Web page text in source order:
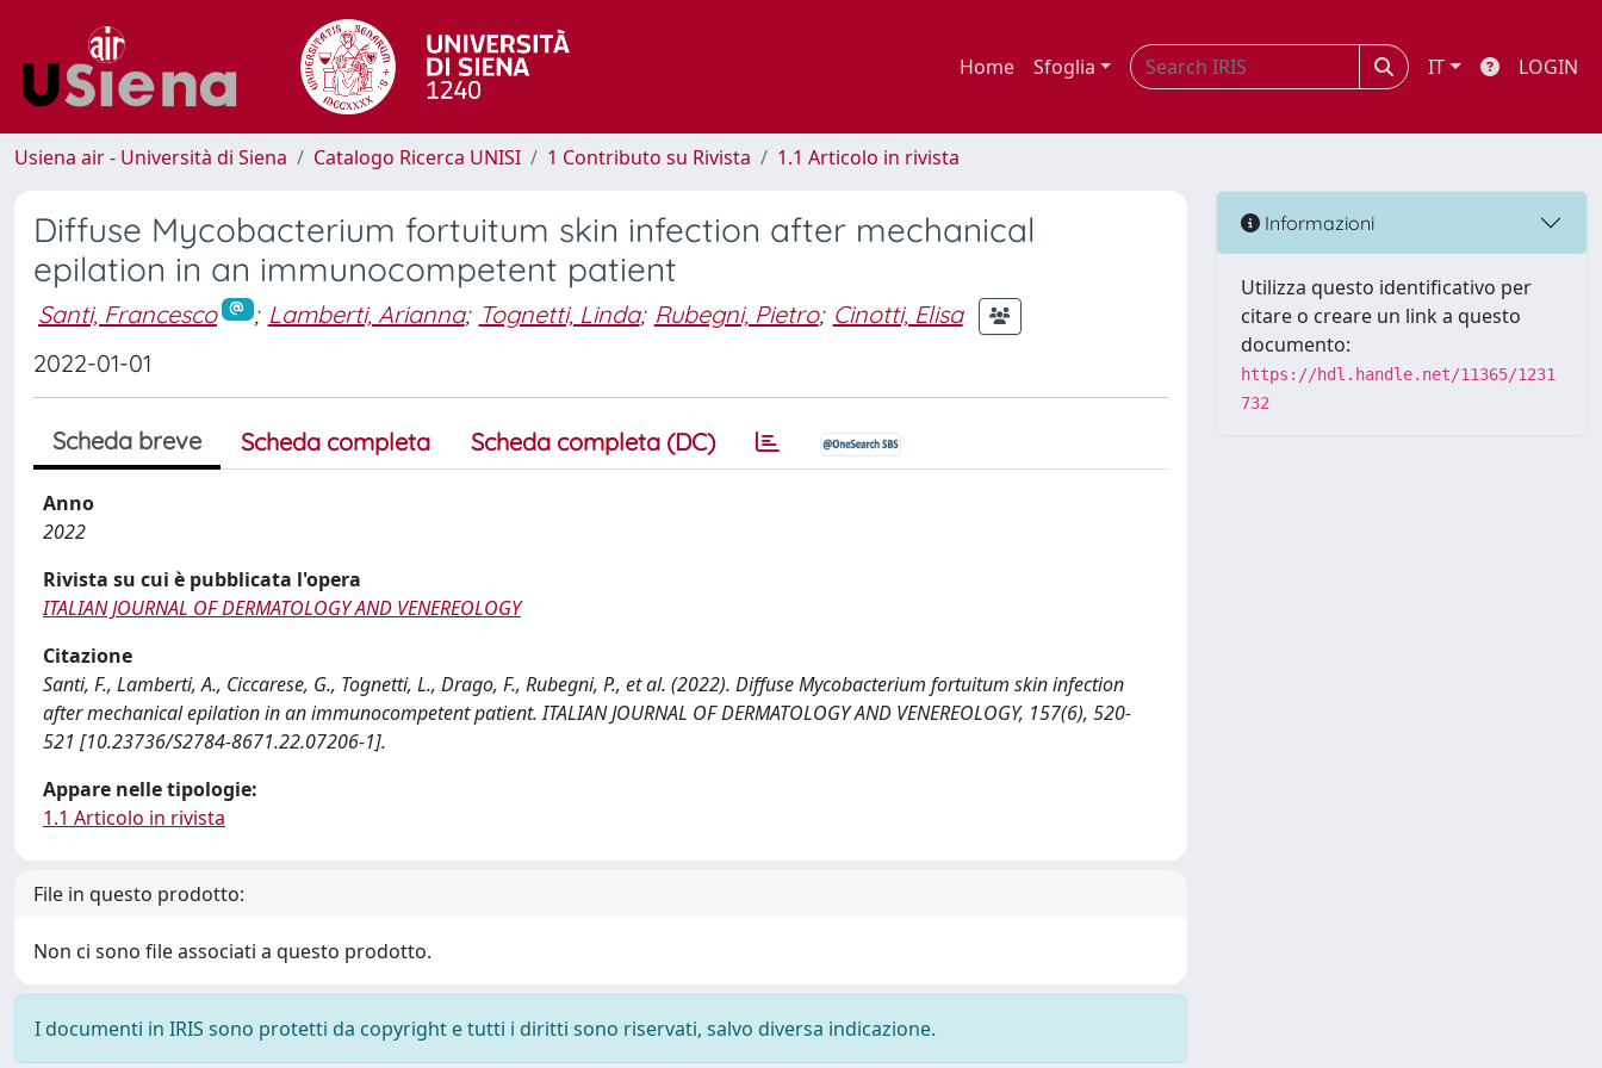
Home Sfoglia IT LOGIN
Usiena air - Università di Siena Catalogo Ricerca UNISI 1 Contributo su Rivista 1.1 Articolo in rivista
Diffuse Mycobacterium fortuitum skin infection after mechanical
epilation in an immunocompetent patient
Santi, Francesco ; Lamberti, Arianna; Tognetti, Linda; Rubegni, Pietro; Cinotti, Elisa
2022-01-01
Scheda breve Scheda completa Scheda completa (DC)
Anno
2022
Rivista su cui è pubblicata l'opera
ITALIAN JOURNAL OF DERMATOLOGY AND VENEREOLOGY
Citazione
Santi, F., Lamberti, A., Ciccarese, G., Tognetti, L., Drago, F., Rubegni, P., et al. (2022). Diffuse Mycobacterium fortuitum skin infection
after mechanical epilation in an immunocompetent patient. ITALIAN JOURNAL OF DERMATOLOGY AND VENEREOLOGY, 157(6), 520-
521 [10.23736/S2784-8671.22.07206-1].
Appare nelle tipologie:
1.1 Articolo in rivista
File in questo prodotto:
Non ci sono file associati a questo prodotto.
I documenti in IRIS sono protetti da copyright e tutti i diritti sono riservati, salvo diversa indicazione.
Informazioni
Utilizza questo identificativo per
citare o creare un link a questo
documento:
https://hdl.handle.net/11365/1231
732